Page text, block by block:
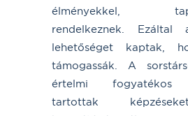
élményekkel,
rendelkeznek. Ezáltal
lehetőséget kaptak,
támogassák. A
értelmi fogyatékos
tartottak